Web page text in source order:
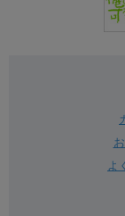
よ